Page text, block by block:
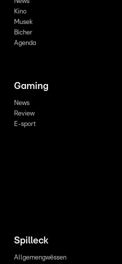
Kino
Musek
Bicher
Agenda
Gaming
News
Review
E-sport
Spilleck
Allgemengwëssen